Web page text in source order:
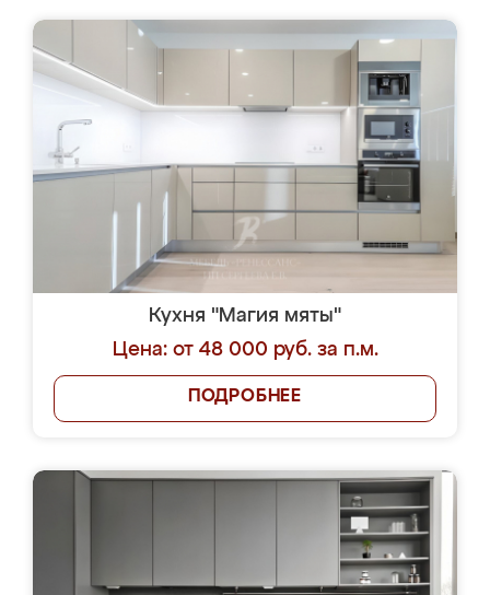
Кухня "Магия мяты"
Цена: от 48 000 руб. за п.м.
ПОДРОБНЕЕ